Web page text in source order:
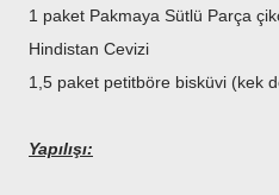
1 paket Pakmaya Sütlü Parça
Hindistan Cevizi
1,5 paket petitböre bisküvi (kek
Yapılışı: